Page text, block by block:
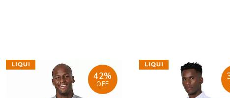
42%
OFF